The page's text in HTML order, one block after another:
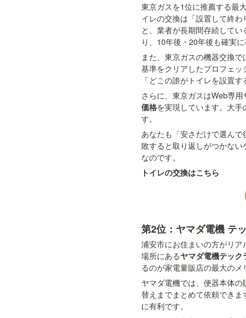
東京ガスを1位に推薦する最大
イレの交換は「設置して終
と、業者が長期間存続して
り、10年後・20年後も確実
また、東京ガスの機器交換で
基準をクリアしたプロフェッ
「どこの誰がトイレを設置
さらに、東京ガスはWeb専
価格を実現しています。大
す。
あなたも「安さだけで選ん
敗すると取り返しがつかな
なのです。
トイレの交換はこちら
第2位：ヤマダ電機 テ
浦安市にお住まいの方がリ
場所にあるヤマダ電機テッ
るのが家電量販店の最大のメ
ヤマダ電機では、便器本体
替えまでまとめて依頼でき
に有利です。